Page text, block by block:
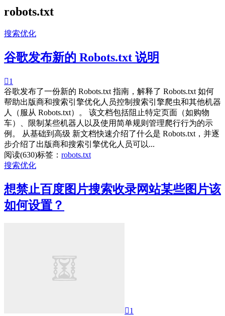
robots.txt
搜索优化
谷歌发布新的 Robots.txt 说明
1
谷歌发布了一份新的 Robots.txt 指南，解释了 Robots.txt 如何
帮助出版商和搜索引擎优化人员控制搜索引擎爬虫和其他机器
人（服从 Robots.txt）。 该文档包括阻止特定页面（如购物
车）、限制某些机器人以及使用简单规则管理爬行行为的示
例。 从基础到高级 新文档快速介绍了什么是 Robots.txt，并逐
步介绍了出版商和搜索引擎优化人员可以...
阅读(630)标签： robots.txt
搜索优化
想禁止百度图片搜索收录网站某些图片该
如何设置？
1